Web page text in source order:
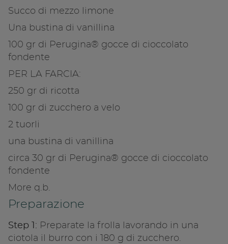
Succo di mezzo limone
Una bustina di vanillina
100 gr di Perugina® gocce di cioccolato
fondente
PER LA FARCIA:
250 gr di ricotta
100 gr di zucchero a velo
2 tuorli
una bustina di vanillina
circa 30 gr di Perugina® gocce di cioccolato
fondente
More q.b.
Preparazione
Step 1: Preparate la frolla lavorando in una
ciotola il burro con i 180 g di zucchero.